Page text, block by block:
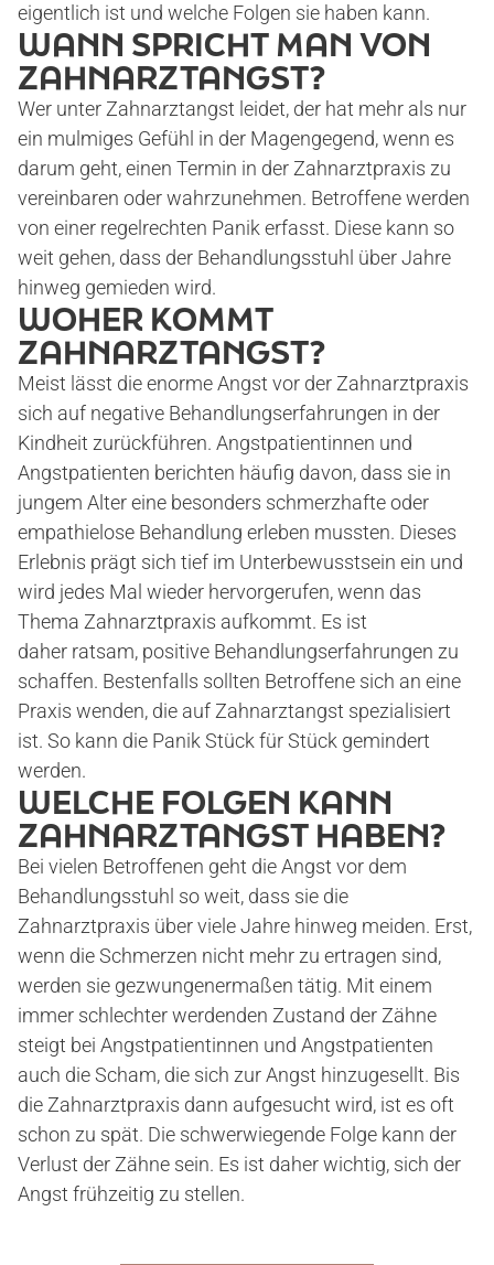
PRAXIS
DR. MAXIMILIAN KOHL
ANGSTPATIENTEN
ANGSTPATIENTEN-TEST
VERSORGUNGEN
ZAHNIMPLANTATE
VOLLNARKOSE
WURZELBEHANDLUNG
KOSTEN
BLOG
eigentlich ist und welche Folgen sie haben kann.
WANN SPRICHT MAN VON
ZAHNARZTANGST?
Wer unter Zahnarztangst leidet, der hat mehr als nur
ein mulmiges Gefühl in der Magengegend, wenn es
darum geht, einen Termin in der Zahnarztpraxis zu
vereinbaren oder wahrzunehmen. Betroffene werden
von einer regelrechten Panik erfasst. Diese kann so
weit gehen, dass der Behandlungsstuhl über Jahre
hinweg gemieden wird.
WOHER KOMMT
ZAHNARZTANGST?
Meist lässt die enorme Angst vor der Zahnarztpraxis
sich auf negative Behandlungserfahrungen in der
Kindheit zurückführen. Angstpatientinnen und
Angstpatienten berichten häufig davon, dass sie in
jungem Alter eine besonders schmerzhafte oder
empathielose Behandlung erleben mussten. Dieses
Erlebnis prägt sich tief im Unterbewusstsein ein und
wird jedes Mal wieder hervorgerufen, wenn das
Thema Zahnarztpraxis aufkommt. Es ist
daher ratsam, positive Behandlungserfahrungen zu
schaffen. Bestenfalls sollten Betroffene sich an eine
Praxis wenden, die auf Zahnarztangst spezialisiert
ist. So kann die Panik Stück für Stück gemindert
werden.
WELCHE FOLGEN KANN
ZAHNARZTANGST HABEN?
Bei vielen Betroffenen geht die Angst vor dem
Behandlungsstuhl so weit, dass sie die
Zahnarztpraxis über viele Jahre hinweg meiden. Erst,
wenn die Schmerzen nicht mehr zu ertragen sind,
werden sie gezwungenermaßen tätig. Mit einem
immer schlechter werdenden Zustand der Zähne
steigt bei Angstpatientinnen und Angstpatienten
auch die Scham, die sich zur Angst hinzugesellt. Bis
die Zahnarztpraxis dann aufgesucht wird, ist es oft
schon zu spät. Die schwerwiegende Folge kann der
Verlust der Zähne sein. Es ist daher wichtig, sich der
Angst frühzeitig zu stellen.